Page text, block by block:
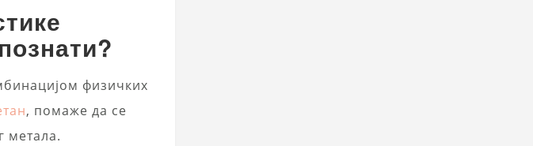
физичких
, помаже да се
метала.